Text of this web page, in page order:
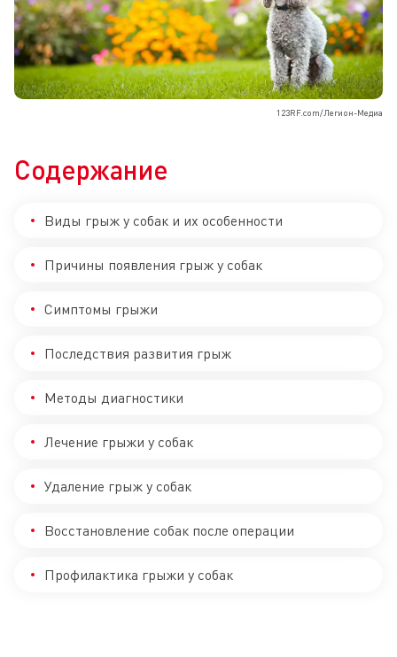
123RF.com/Легион-Медиа
Содержание
Виды грыж у собак и их особенности
Причины появления грыж у собак
Симптомы грыжи
Последствия развития грыж
Методы диагностики
Лечение грыжи у собак
Удаление грыж у собак
Восстановление собак после операции
Профилактика грыжи у собак